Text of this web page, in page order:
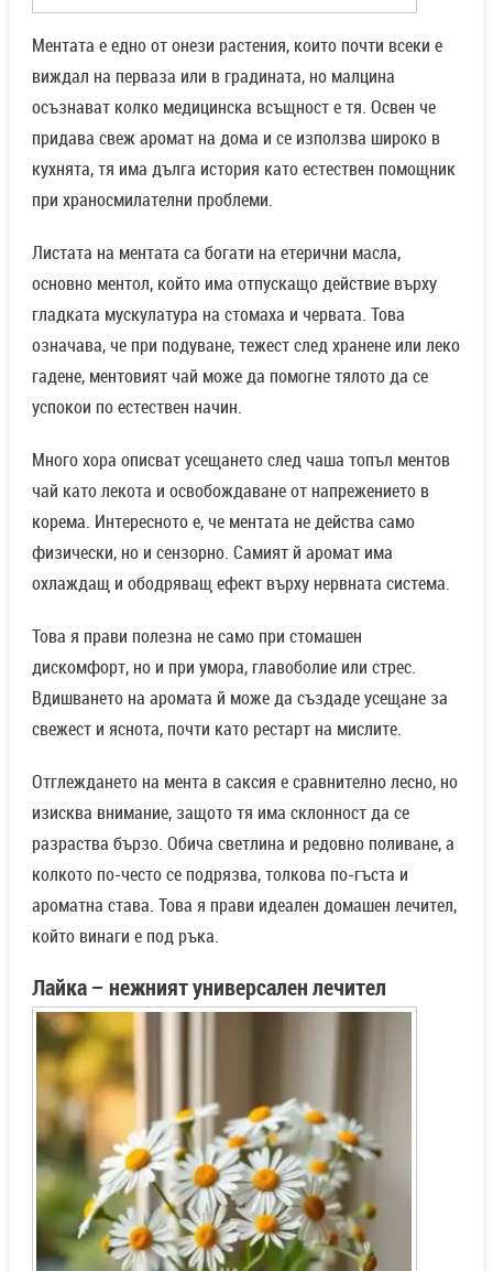
Ментата е едно от онези растения, които почти всеки е
виждал на перваза или в градината, но малцина
осъзнават колко медицинска всъщност е тя. Освен че
придава свеж аромат на дома и се използва широко в
кухнята, тя има дълга история като естествен помощник
при храносмилателни проблеми.
Листата на ментата са богати на етерични масла,
основно ментол, който има отпускащо действие върху
гладката мускулатура на стомаха и червата. Това
означава, че при подуване, тежест след хранене или леко
гадене, ментовият чай може да помогне тялото да се
успокои по естествен начин.
Много хора описват усещането след чаша топъл ментов
чай като лекота и освобождаване от напрежението в
корема. Интересното е, че ментата не действа само
физически, но и сензорно. Самият й аромат има
охлаждащ и ободряващ ефект върху нервната система.
Това я прави полезна не само при стомашен
дискомфорт, но и при умора, главоболие или стрес.
Вдишването на аромата й може да създаде усещане за
свежест и яснота, почти като рестарт на мислите.
Отглеждането на мента в саксия е сравнително лесно, но
изисква внимание, защото тя има склонност да се
разраства бързо. Обича светлина и редовно поливане, а
колкото по-често се подрязва, толкова по-гъста и
ароматна става. Това я прави идеален домашен лечител,
който винаги е под ръка.
Лайка–нежният универсален лечител